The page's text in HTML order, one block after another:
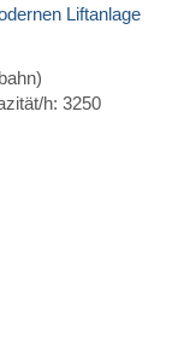
Liftanlage
h: 3250